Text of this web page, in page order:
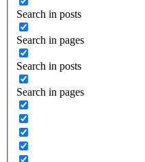
Search in posts
Search in pages
Search in posts
Search in pages